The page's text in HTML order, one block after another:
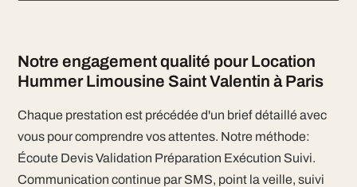
Notre engagement qualité pour Location
Hummer Limousine Saint Valentin à Paris
Chaque prestation est précédée d'un brief détaillé avec
vous pour comprendre vos attentes. Notre méthode:
Écoute Devis Validation Préparation Exécution Suivi.
Communication continue par SMS, point la veille, suivi